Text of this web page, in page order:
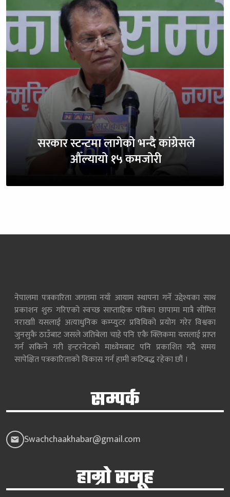
सरकार स्टन्टमा लागेको भन्दै कांग्रेसले
औँल्यायो १५ कमजोरी
नेपालमा पत्रकारिता जगतमा नयाँ आयाम स्थापना गर्ने उद्देश्यका साथ
प्रकाशन शुरु गरिएको स्वच्छ साप्ताहिक पत्रिका छापामा मात्रै सीमित
नराखाी यसलाई अत्याधुनिक कम्प्युटर प्रविधिको प्रयोग गरेर विश्वका
जुनसुकै ठाउँबाट जसले जतिबेला चाहे पनि एकै क्लिकमा यसलाई प्राप्त
गर्न सकिने गरी इन्टरनेटको माध्येमबाट पनि प्रकाशित गदै समय
सापेक्षित पत्रकारिताको विकास गर्न हामी कटिबद्ध रहेका छौं ।
सम्पर्क
Swachchaakhabar@gmail.com
हाम्रो समूह